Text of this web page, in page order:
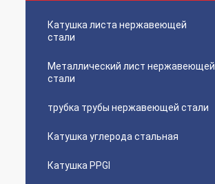
Катушка листа нержавеющей
стали
Металлический лист нержавеющей
стали
трубка трубы нержавеющей стали
Катушка углерода стальная
Катушка PPGI